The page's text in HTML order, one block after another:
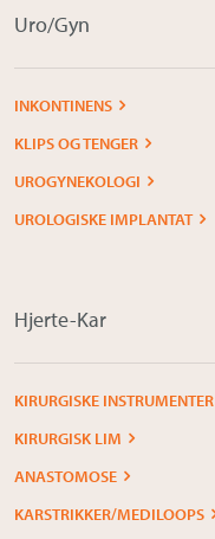
Uro/Gyn
INKONTINENS
KLIPS OG TENGER
UROGYNEKOLOGI
UROLOGISKE IMPLANTAT
Hjerte-Kar
KIRURGISKE INSTRUMENTER
KIRURGISK LIM
ANASTOMOSE
KARSTRIKKER/MEDILOOPS